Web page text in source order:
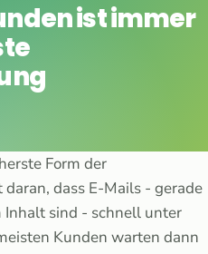
ist immer
Form der
dass E-Mails - gerade
sind - schnell unter
Kunden warten dann